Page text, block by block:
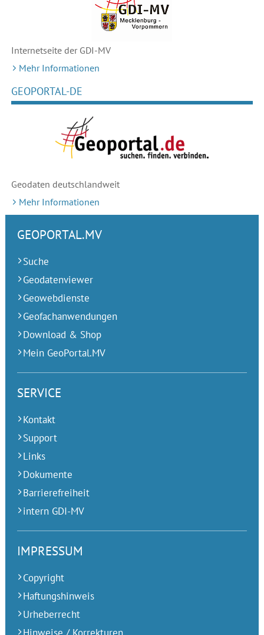
Internetseite der GDI-MV
Mehr Informationen
GEOPORTAL-DE
Geodaten deutschlandweit
Mehr Informationen
GEOPORTAL.MV
Suche
Geodatenviewer
Geowebdienste
Geofachanwendungen
Download & Shop
Mein GeoPortal.MV
SERVICE
Kontakt
Support
Links
Dokumente
Barrierefreiheit
intern GDI-MV
IMPRESSUM
Copyright
Haftungshinweis
Urheberrecht